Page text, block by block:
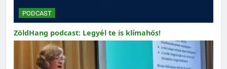
PODCAST
ZöldHang podcast: Legyél te is klímahős!